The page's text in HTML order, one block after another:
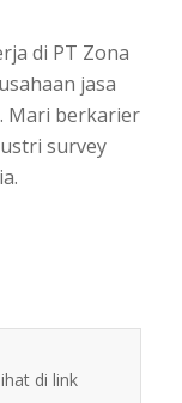
di PT Zona
jasa
Mari berkarier
survey
di link